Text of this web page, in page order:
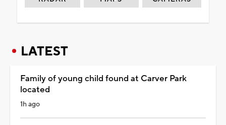
LATEST
Family of young child found at Carver Park
located
1h ago